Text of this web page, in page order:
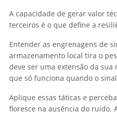
A capacidade de gerar valor
terceiros é o que define a
Entender as engrenagens de
armazenamento local tira o
deve ser uma extensão da
que só funciona quando o
Aplique essas táticas e
floresce na ausência do ruído.